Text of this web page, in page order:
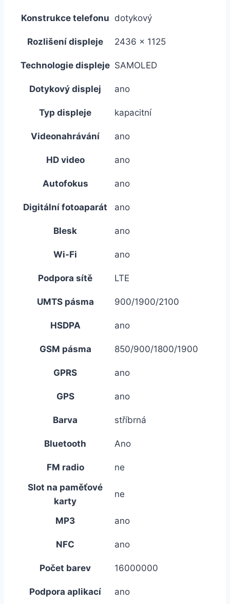
Konstrukce telefonu dotykový
Rozlišení displeje 2436 x 1125
Technologie displeje SAMOLED
Dotykový displej ano
Typ displeje kapacitní
Videonahrávání ano
HD video ano
Autofokus ano
Digitální fotoaparát ano
Blesk ano
Wi-Fi ano
Podpora sítě LTE
UMTS pásma 900/1900/2100
HSDPA ano
GSM pásma 850/900/1800/1900
GPRS ano
GPS ano
Barva stříbrná
Bluetooth Ano
FM radio
ne
Slot na paměťové
karty
ne
MP3 ano
NFC ano
Počet barev 16000000
Podpora aplikací ano